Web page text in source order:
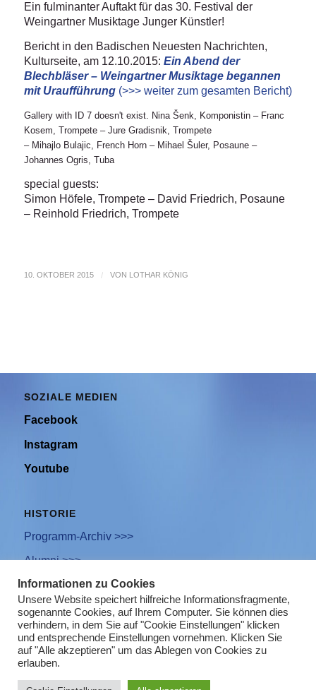
Ein fulminanter Auftakt für das 30. Festival der
Weingartner Musiktage Junger Künstler!
Bericht in den Badischen Neuesten Nachrichten,
Kulturseite, am 12.10.2015: Ein Abend der
Blechbläser – Weingartner Musiktage begannen
mit Uraufführung (>>> weiter zum gesamten Bericht)
Gallery with ID 7 doesn't exist. Nina Šenk, Komponistin – Franc
Kosem, Trompete – Jure Gradisnik, Trompete
– Mihajlo Bulajic, French Horn – Mihael Šuler, Posaune –
Johannes Ogris, Tuba
special guests:
Simon Höfele, Trompete – David Friedrich, Posaune
– Reinhold Friedrich, Trompete
10. OKTOBER 2015 / VON LOTHAR KÖNIG
SOZIALE MEDIEN
Facebook
Instagram
Youtube
HISTORIE
Programm-Archiv >>>
Alumni >>>
Newsletter Anmeldung
Impressum
Informationen zu Cookies
Unsere Website speichert hilfreiche Informationsfragmente,
sogenannte Cookies, auf Ihrem Computer. Sie können dies
verhindern, in dem Sie auf "Cookie Einstellungen" klicken
und entsprechende Einstellungen vornehmen. Klicken Sie
auf "Alle akzeptieren" um das Ablegen von Cookies zu
erlauben.